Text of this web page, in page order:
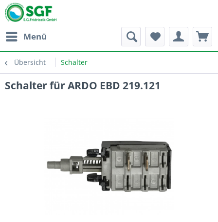
Menü
Übersicht Schalter
Schalter für ARDO EBD 219.121